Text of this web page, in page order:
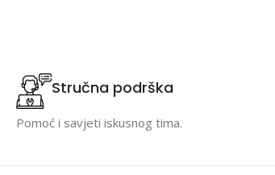
Stručna podrška
Pomoć i savjeti iskusnog tima.